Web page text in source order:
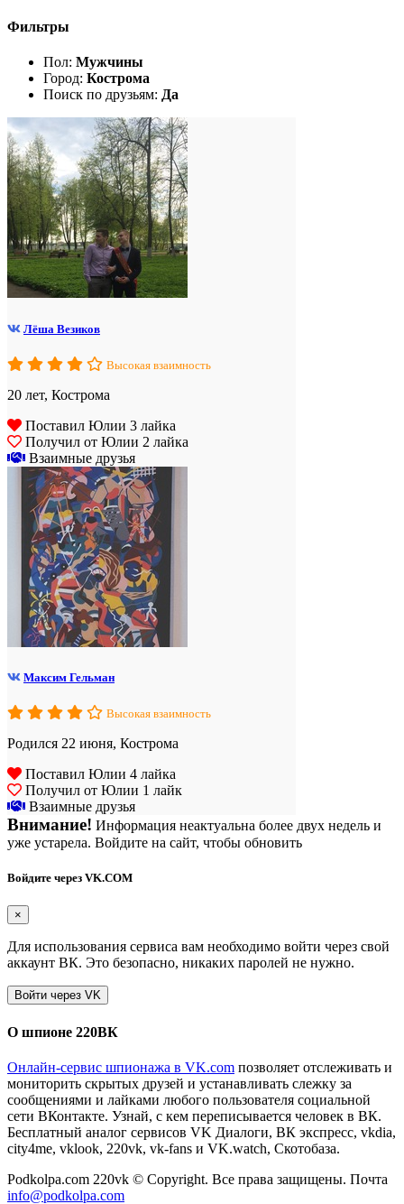
Фильтры
Пол: Мужчины
Город: Кострома
Поиск по друзьям: Да
Лёша Везиков
Высокая взаимность
20 лет, Кострома
Поставил Юлии 3 лайка
Получил от Юлии 2 лайка
Взаимные друзья
Максим Гельман
Высокая взаимность
Родился 22 июня, Кострома
Поставил Юлии 4 лайка
Получил от Юлии 1 лайк
Взаимные друзья
Внимание! Информация неактуальна более двух недель и
уже устарела. Войдите на сайт, чтобы обновить
Войдите через VK.COM
×
Для использования сервиса вам необходимо войти через свой
аккаунт ВК. Это безопасно, никаких паролей не нужно.
О шпионе 220ВК
Онлайн-сервис шпионажа в VK.com позволяет отслеживать и
мониторить скрытых друзей и устанавливать слежку за
сообщениями и лайками любого пользователя социальной
сети ВКонтакте. Узнай, с кем переписывается человек в ВК.
Бесплатный аналог сервисов VK Диалоги, ВК экспресс, vkdia,
city4me, vklook, 220vk, vk-fans и VK.watch, Скотобаза.
Podkolpa.com 220vk © Copyright. Все права защищены. Почта
info@podkolpa.com